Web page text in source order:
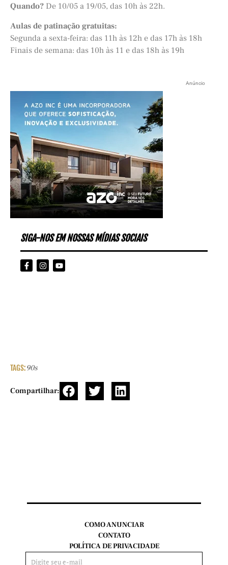
Quando? De 10/05 a 19/05, das 10h às 22h.
Aulas de patinação gratuitas:
Segunda a sexta-feira: das 11h às 12h e das 17h às 18h
Finais de semana: das 10h às 11 e das 18h às 19h
Anúncio
SIGA-NOS EM NOSSAS MÍDIAS SOCIAIS
TAGS:90s
Compartilhar:
COMO ANUNCIAR
CONTATO
POLÍTICA DE PRIVACIDADE